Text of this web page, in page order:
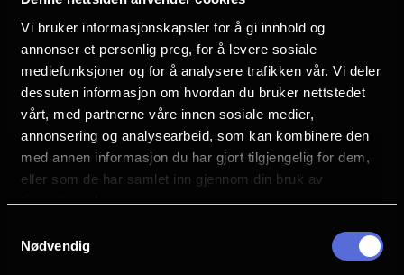
Vi bruker informasjonskapsler for å gi innhold og
annonser et personlig preg, for å levere sosiale
mediefunksjoner og for å analysere trafikken vår. Vi deler
dessuten informasjon om hvordan du bruker nettstedet
vårt, med partnerne våre innen sosiale medier,
annonsering og analysearbeid, som kan kombinere den
med annen informasjon du har gjort tilgjengelig for dem,
eller som de har samlet inn gjennom din bruk av
tjenestene deres.
Nødvendig
POPCORN HØRER MED
For de aller fleste er popkorn og drikke en
naturlig del av kinoopplevelsen. Nå har du
muligheten til å gi dine kunder og kolleger
popcornmenyer til rabatterte priser. Ved
kjøp av Firmabilletten tilbyr vi medium
popcornmeny til kr 70,- per stk. Menyen